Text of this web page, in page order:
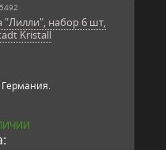
"Лилли", набор 6 шт,
Kristall
Германия.